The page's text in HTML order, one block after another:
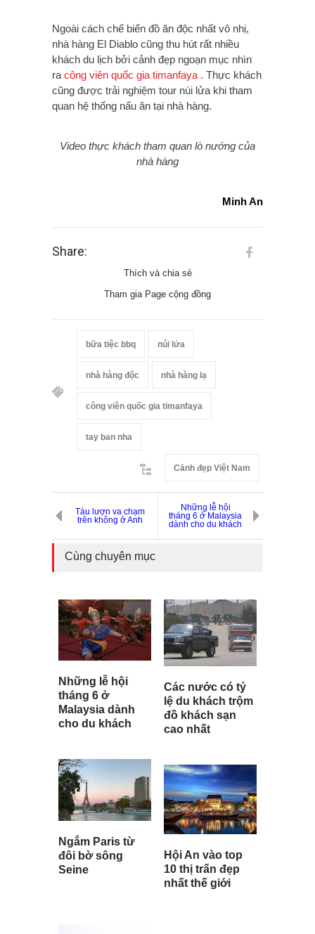
Ngoài cách chế biến đồ ăn độc nhất vô nhị,
nhà hàng El Diablo cũng thu hút rất nhiều
khách du lịch bởi cảnh đẹp ngoạn mục nhìn
ra công viên quốc gia timanfaya . Thực khách
cũng được trải nghiệm tour núi lửa khi tham
quan hệ thống nấu ăn tại nhà hàng.
Video thực khách tham quan lò nướng của
nhà hàng
Minh An
Share:
Thích và chia sẻ
Tham gia Page cộng đồng
bữa tiệc bbq núi lửa
nhà hàng độc nhà hàng lạ
công viên quốc gia timanfaya
tay ban nha
Cảnh đẹp Việt Nam
Tàu lượn va chạm
trên không ở Anh
Những lễ hội
tháng 6 ở Malaysia
dành cho du khách
Cùng chuyên mục
Những lễ hội
tháng 6 ở
Malaysia dành
cho du khách
Ngắm Paris từ
đôi bờ sông
Seine
Các nước có tỷ
lệ du khách trộm
đồ khách sạn
cao nhất
Hội An vào top
10 thị trấn đẹp
nhất thế giới